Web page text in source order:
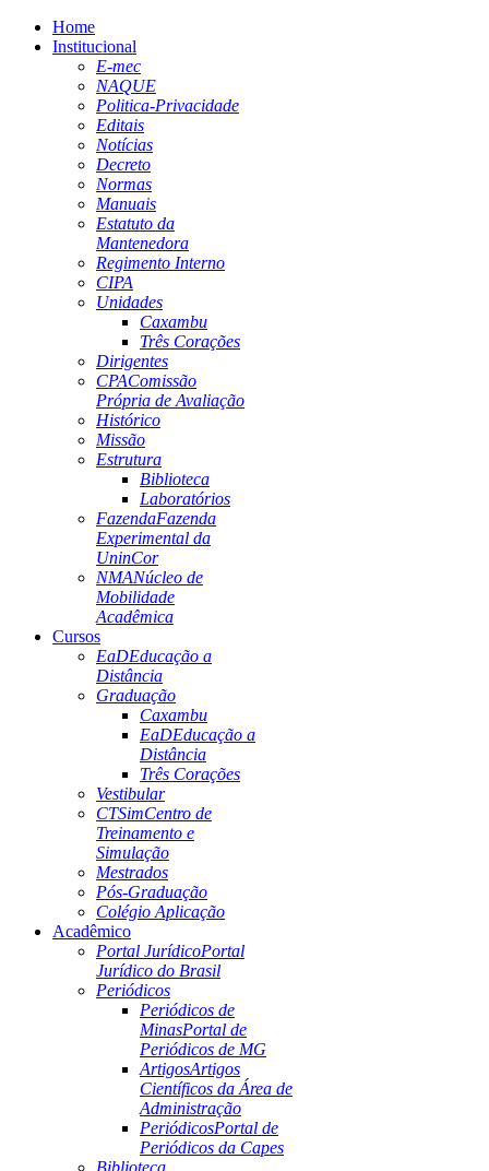
Home
Institucional
E-mec
NAQUE
Politica-Privacidade
Editais
Notícias
Decreto
Normas
Manuais
Estatuto da
Mantenedora
Regimento Interno
CIPA
Unidades
Caxambu
Três Corações
Dirigentes
CPAComissão
Própria de Avaliação
Histórico
Missão
Estrutura
Biblioteca
Laboratórios
FazendaFazenda
Experimental da
UninCor
NMANúcleo de
Mobilidade
Acadêmica
Cursos
EaDEducação a
Distância
Graduação
Caxambu
EaDEducação a
Distância
Três Corações
Vestibular
CTSimCentro de
Treinamento e
Simulação
Mestrados
Pós-Graduação
Colégio Aplicação
Acadêmico
Portal JurídicoPortal
Jurídico do Brasil
Periódicos
Periódicos de
MinasPortal de
Periódicos de MG
ArtigosArtigos
Científicos da Área de
Administração
PeriódicosPortal de
Periódicos da Capes
Biblioteca